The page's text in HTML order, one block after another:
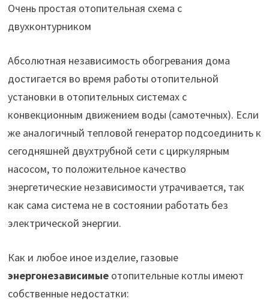
Очень простая отопительная схема с
двухконтурником
Абсолютная независимость обогревания дома
достигается во время работы отопительной
установки в отопительных системах с
конвекционным движением воды (самотечных). Если
же аналогичный тепловой генератор подсоединить к
сегодняшней двухтрубной сети с циркулярным
насосом, то положительное качество
энергетические независимости утрачивается, так
как сама система не в состоянии работать без
электрической энергии.
Как и любое иное изделие, газовые
энергонезависимыеотопительные котлы имеют
собственные недостатки: